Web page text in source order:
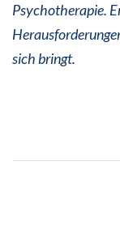
Psychotherapie.
sich bringt.